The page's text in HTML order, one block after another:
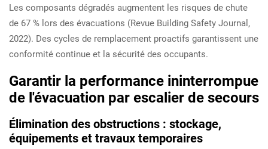
Les composants dégradés augmentent les risques de chute
de 67 % lors des évacuations (Revue Building Safety Journal,
2022). Des cycles de remplacement proactifs garantissent une
conformité continue et la sécurité des occupants.
Garantir la performance ininterrompue
de l'évacuation par escalier de secours
Élimination des obstructions : stockage,
équipements et travaux temporaires